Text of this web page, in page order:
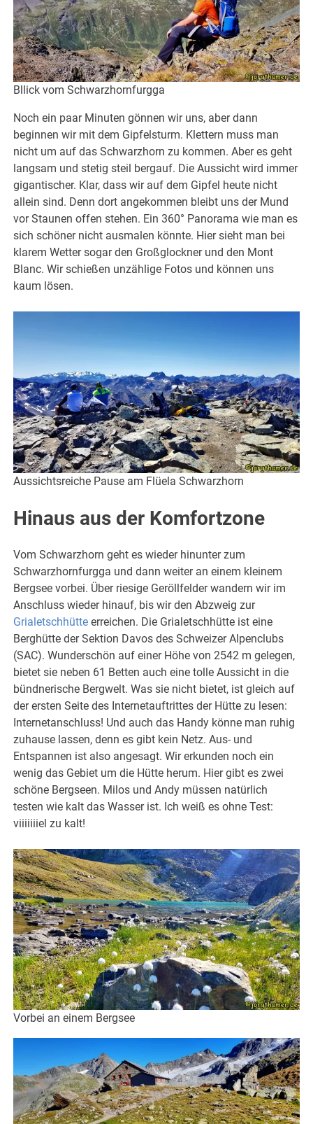
Bllick vom Schwarzhornfurgga
Noch ein paar Minuten gönnen wir uns, aber dann
beginnen wir mit dem Gipfelsturm. Klettern muss man
nicht um auf das Schwarzhorn zu kommen. Aber es geht
langsam und stetig steil bergauf. Die Aussicht wird immer
gigantischer. Klar, dass wir auf dem Gipfel heute nicht
allein sind. Denn dort angekommen bleibt uns der Mund
vor Staunen offen stehen. Ein 360° Panorama wie man es
sich schöner nicht ausmalen könnte. Hier sieht man bei
klarem Wetter sogar den Großglockner und den Mont
Blanc. Wir schießen unzählige Fotos und können uns
kaum lösen.
Aussichtsreiche Pause am Flüela Schwarzhorn
Hinaus aus der Komfortzone
Vom Schwarzhorn geht es wieder hinunter zum
Schwarzhornfurgga und dann weiter an einem kleinem
Bergsee vorbei. Über riesige Geröllfelder wandern wir im
Anschluss wieder hinauf, bis wir den Abzweig zur
Grialetschhütte erreichen. Die Grialetschhütte ist eine
Berghütte der Sektion Davos des Schweizer Alpenclubs
(SAC). Wunderschön auf einer Höhe von 2542 m gelegen,
bietet sie neben 61 Betten auch eine tolle Aussicht in die
bündnerische Bergwelt. Was sie nicht bietet, ist gleich auf
der ersten Seite des Internetauftrittes der Hütte zu lesen:
Internetanschluss! Und auch das Handy könne man ruhig
zuhause lassen, denn es gibt kein Netz. Aus- und
Entspannen ist also angesagt. Wir erkunden noch ein
wenig das Gebiet um die Hütte herum. Hier gibt es zwei
schöne Bergseen. Milos und Andy müssen natürlich
testen wie kalt das Wasser ist. Ich weiß es ohne Test:
viiiiiiiel zu kalt!
Vorbei an einem Bergsee